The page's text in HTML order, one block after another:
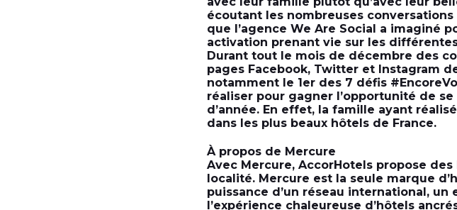
écoutant les nombreuses
que l’agence We Are Social a imaginé
activation prenant vie sur les
Durant tout le mois de décembre des
pages Facebook, Twitter et Instagram
notamment le 1er des 7 défis
réaliser pour gagner l’opportunité de
d’année. En effet, la famille ayant
dans les plus beaux hôtels de France.
À propos de Mercure
Avec Mercure, AccorHotels propose
localité. Mercure est la seule marque
puissance d’un réseau international,
l’expérience chaleureuse d’hôtels